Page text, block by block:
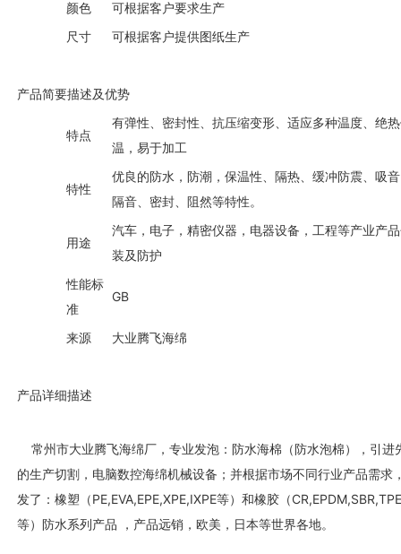
颜色
可根据客户要求生产
尺寸
可根据客户提供图纸生产
产品简要描述及优势
特点
有弹性、密封性、抗压缩变形、适应多种温度、绝
温，易于加工
特性
优良的防水，防潮，保温性、隔热、缓冲防震、吸
隔音、密封、阻然等特性。
用途
汽车，电子，精密仪器，电器设备，工程等产业产
装及防护
性能标
准
GB
来源 大业腾飞海绵
产品详细描述
常州市大业腾飞海绵厂，专业发泡：防水海棉（防水泡棉），引进
的生产切割，电脑数控海绵机械设备；并根据市场不同行业产品需求
发了：橡塑（PE,EVA,EPE,XPE,IXPE等）和橡胶（CR,EPDM,SBR,TPE
等）防水系列产品 ，产品远销，欧美，日本等世界各地。